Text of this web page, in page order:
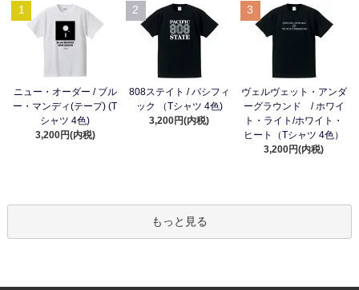
1
ニュー・オーダー / ブル
ー・マンディ(テープ) (T
シャツ 4色)
3,200円(内税)
2
808ステイト / パシフィ
ック （Tシャツ 4色)
3,200円(内税)
3
ヴェルヴェット・アンダ
ーグラウンド / ホワイ
ト・ライト/ホワイト・
ヒート（Tシャツ 4色）
3,200円(内税)
もっと見る